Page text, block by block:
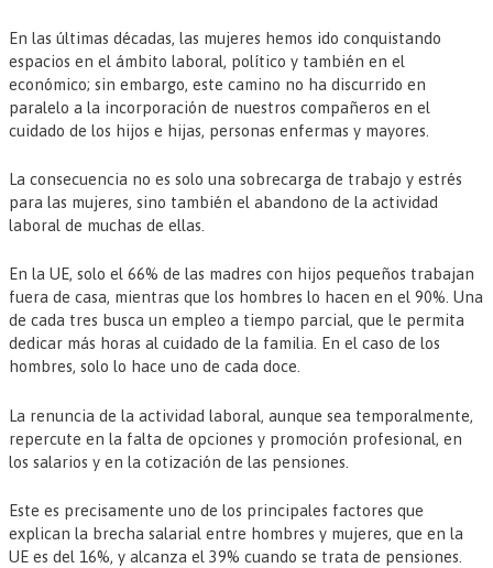
En las últimas décadas, las mujeres hemos ido conquistando
espacios en el ámbito laboral, político y también en el
económico; sin embargo, este camino no ha discurrido en
paralelo a la incorporación de nuestros compañeros en el
cuidado de los hijos e hijas, personas enfermas y mayores.
La consecuencia no es solo una sobrecarga de trabajo y estrés
para las mujeres, sino también el abandono de la actividad
laboral de muchas de ellas.
En la UE, solo el 66% de las madres con hijos pequeños trabajan
fuera de casa, mientras que los hombres lo hacen en el 90%. Una
de cada tres busca un empleo a tiempo parcial, que le permita
dedicar más horas al cuidado de la familia. En el caso de los
hombres, solo lo hace uno de cada doce.
La renuncia de la actividad laboral, aunque sea temporalmente,
repercute en la falta de opciones y promoción profesional, en
los salarios y en la cotización de las pensiones.
Este es precisamente uno de los principales factores que
explican la brecha salarial entre hombres y mujeres, que en la
UE es del 16%, y alcanza el 39% cuando se trata de pensiones.